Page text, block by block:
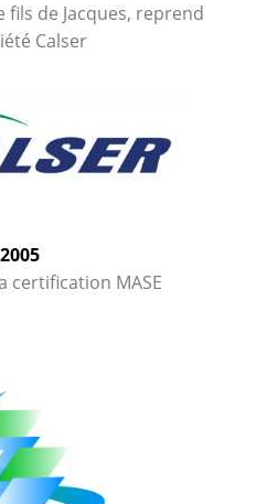
fils de Jacques, reprend
Calser
2005
certification MASE